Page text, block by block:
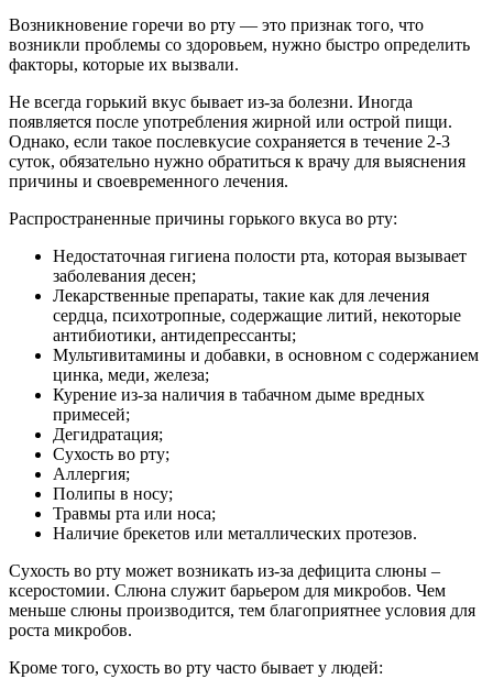
Возникновение горечи во рту — это признак того, что
возникли проблемы со здоровьем, нужно быстро определить
факторы, которые их вызвали.
Не всегда горький вкус бывает из-за болезни. Иногда
появляется после употребления жирной или острой пищи.
Однако, если такое послевкусие сохраняется в течение 2-3
суток, обязательно нужно обратиться к врачу для выяснения
причины и своевременного лечения.
Распространенные причины горького вкуса во рту:
Недостаточная гигиена полости рта, которая вызывает
заболевания десен;
Лекарственные препараты, такие как для лечения
сердца, психотропные, содержащие литий, некоторые
антибиотики, антидепрессанты;
Мультивитамины и добавки, в основном с содержанием
цинка, меди, железа;
Курение из-за наличия в табачном дыме вредных
примесей;
Дегидратация;
Сухость во рту;
Аллергия;
Полипы в носу;
Травмы рта или носа;
Наличие брекетов или металлических протезов.
Сухость во рту может возникать из-за дефицита слюны –
ксеростомии. Слюна служит барьером для микробов. Чем
меньше слюны производится, тем благоприятнее условия для
роста микробов.
Кроме того, сухость во рту часто бывает у людей: